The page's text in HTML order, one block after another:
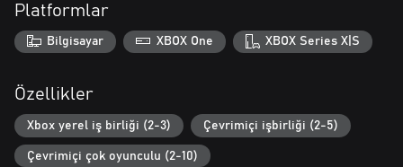
olarak ilk operasyonlarına çıkan Gears 5'in Kaçış modunun
kahramanları Lahni, Keegan ve Mac olarak oynayın. Bir araya
gelip "Scorpio Ekibi"ni oluşturan bu üçlünün bir Güruh kovanını
kurtuluşlarına giden tek yol olabilir.
*Bazı modlar ve özellikler için konsolda Xbox Game Pass Ultimate
veya Game Pass Core gerekir, üyelik ayrı satılır.
Platformlar
Bilgisayar XBOX One XBOX Series X|S
Özellikler
Xbox yerel iş birliği (2-3) Çevrimiçi işbirliği (2-5)
Çevrimiçi çok oyunculu (2-10)